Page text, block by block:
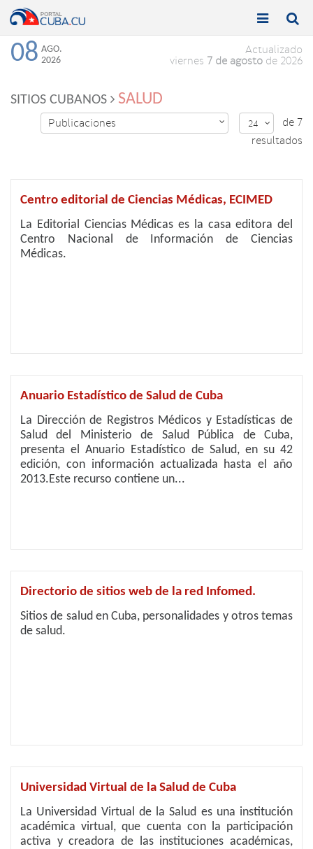
Toggle

Toggle

08 AGO.
2026
Actualizado
viernes 7 de agosto de 2026
SITIOS CUBANOS SALUD
Publicaciones  24 
de 7
resultados
Centro editorial de Ciencias Médicas, ECIMED
La Editorial Ciencias Médicas es la casa editora del
Centro Nacional de Información de Ciencias
Médicas.
Anuario Estadístico de Salud de Cuba
La Dirección de Registros Médicos y Estadísticas de
Salud del Ministerio de Salud Pública de Cuba,
presenta el Anuario Estadístico de Salud, en su 42
edición, con información actualizada hasta el año
2013.Este recurso contiene un...
Directorio de sitios web de la red Infomed.
Sitios de salud en Cuba, personalidades y otros temas
de salud.
Universidad Virtual de la Salud de Cuba
La Universidad Virtual de la Salud es una institución
académica virtual, que cuenta con la participación
activa y creadora de las instituciones académicas,